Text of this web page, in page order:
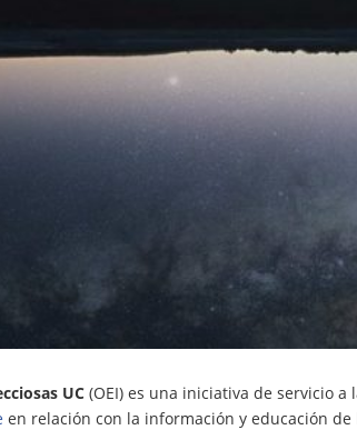
UC (OEI) es una iniciativa de servicio a
en relación con la información y educación de